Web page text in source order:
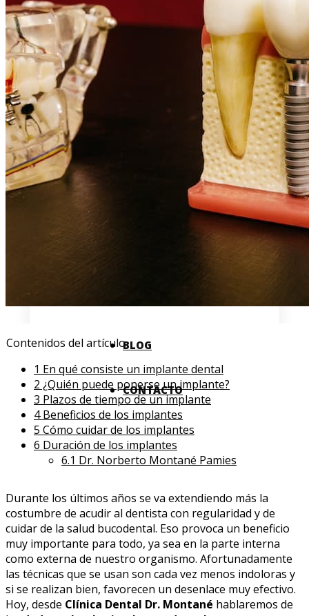
dental
Implantes
consciente
Ortodoncia
Orthoapnea
Odontologia
bionergética
Logopedia
BLOG
CONTACTO
Contenidos del artículo
1 En qué consiste un implante dental
2 ¿Quién puede ponerse un implante?
3 Plazos de tiempo de un implante
4Beneficios de los implantes
5 Cómo cuidar de los implantes
6 Duración de los implantes
6.1 Dr. Norberto Montané Pamies
Durante los últimos años se va extendiendo más la
costumbre de acudir al dentista con regularidad y de
cuidar de la salud bucodental. Eso provoca un beneficio
muy importante para todo, ya sea en la parte interna
como externa de nuestro organismo. Afortunadamente
las técnicas que se usan son cada vez menos indoloras y
si se realizan bien, favorecen un desenlace muy efectivo.
Hoy, desde Clínica Dental Dr. Montané hablaremos de